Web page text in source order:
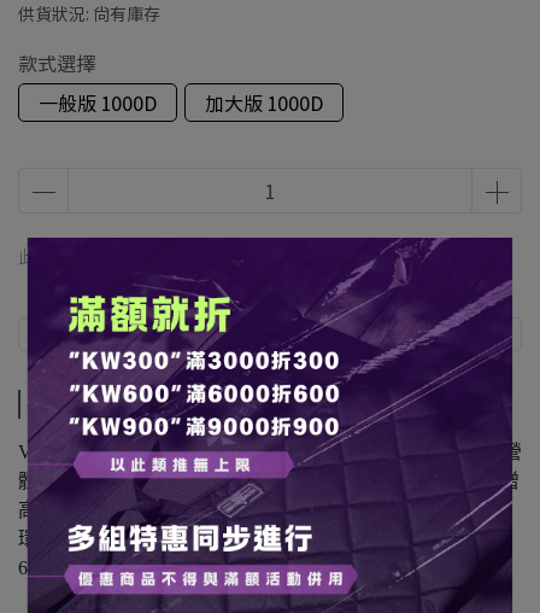
供貨狀況: 尚有庫存
款式選擇
一般版 1000D
加大版 1000D
此商品 「 最高 」可以折抵紅利 NT$50)
商品介紹 規格說明 運送方式
商品介紹
VENTLAX 所推出的行軍床，以平價高質感帶來更好的露營
體驗，精美的細節，超輕量設計重量僅3kg/4.1kg，鋁合金增
高腳可高度調整。使用1000D面料，加上許多戰術設計D型
環和魔術貼，標誌從標準印刷版，變為繡標板。與普通
600D行軍床不同，下沉更少，拉緊感更牢固。